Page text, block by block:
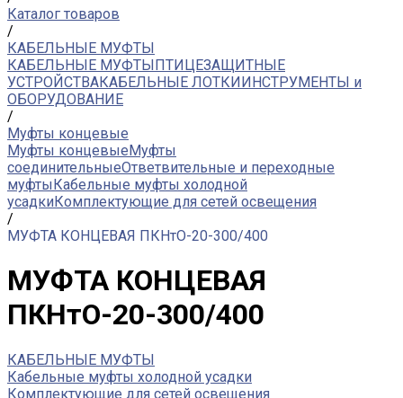
Каталог товаров
/
КАБЕЛЬНЫЕ МУФТЫ
КАБЕЛЬНЫЕ МУФТЫПТИЦЕЗАЩИТНЫЕ
УСТРОЙСТВАКАБЕЛЬНЫЕ ЛОТКИИНСТРУМЕНТЫ и
ОБОРУДОВАНИЕ
/
Муфты концевые
Муфты концевыеМуфты
соединительныеОтветвительные и переходные
муфтыКабельные муфты холодной
усадкиКомплектующие для сетей освещения
/
МУФТА КОНЦЕВАЯ ПКНтО-20-300/400
МУФТА КОНЦЕВАЯ
ПКНтО-20-300/400
КАБЕЛЬНЫЕ МУФТЫ
Кабельные муфты холодной усадки
Комплектующие для сетей освещения